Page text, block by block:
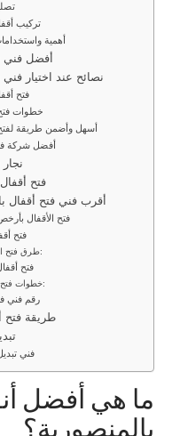
تركيب
أهمية
أفضل فني
نصائح عند اختيار
فتح
خطوات فتح
أسهل وأضمن طريقة لفتح
أفضل شركة
فتح أقفال 24 ساعة
أقرب فني فتح أقفال
فتح الأقفال
فتح
طرق فتح الأقفال الحديدية:
فتح
خطوات فتح أقفال التجوري:
رقم فني
طريقة فتح
فني
ما هي أفضل
بالمنصورية؟